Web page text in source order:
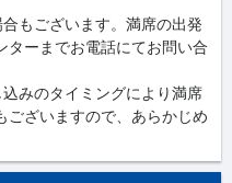
もございます。満席の出発
ターまでお電話にてお問い合
みのタイミングにより満席
ございますので、あらかじめ